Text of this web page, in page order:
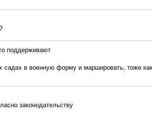
поддерживают
садах в военную форму и маршировать, тоже
законодательству